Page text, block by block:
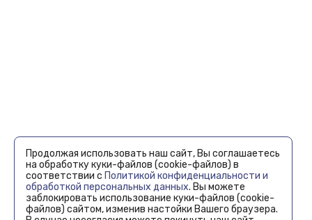
Продолжая использовать наш сайт, Вы соглашаетесь
на обработку куки-файлов (cookie-файлов) в
соответствии с Политикой конфиденциальности и
обработкой персональных данных. Вы можете
заблокировать использование куки-файлов (cookie-
файлов) сайтом, изменив настойки Вашего браузера.